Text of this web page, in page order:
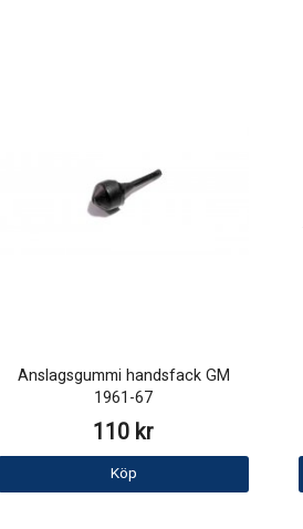
Anslagsgummi handsfack GM
1961-67
110 kr
Köp